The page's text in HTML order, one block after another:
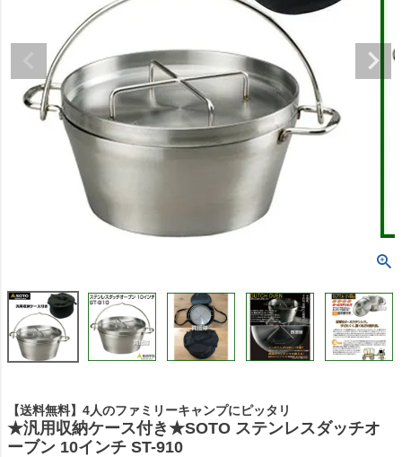
【送料無料】4人のファミリーキャンプにピッタリ
★汎用収納ケース付き★SOTO ステンレスダッチオ
ーブン 10インチ ST-910